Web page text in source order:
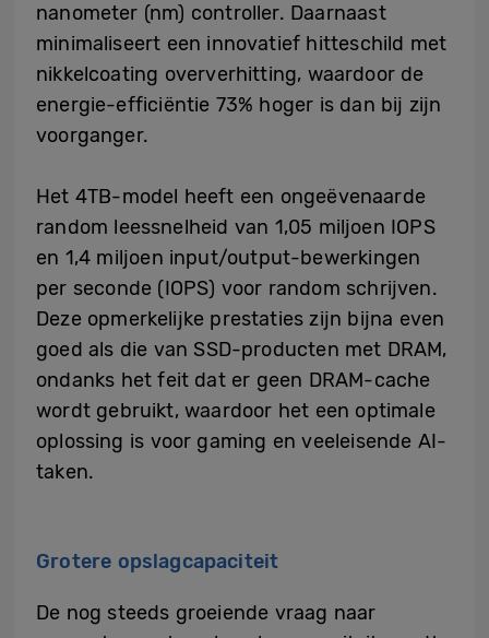
nanometer (nm) controller. Daarnaast
minimaliseert een innovatief hitteschild met
nikkelcoating oververhitting, waardoor de
energie-efficiëntie 73% hoger is dan bij zijn
voorganger.
Het 4TB-model heeft een ongeëvenaarde
random leessnelheid van 1,05 miljoen IOPS
en 1,4 miljoen input/output-bewerkingen
per seconde (IOPS) voor random schrijven.
Deze opmerkelijke prestaties zijn bijna even
goed als die van SSD-producten met DRAM,
ondanks het feit dat er geen DRAM-cache
wordt gebruikt, waardoor het een optimale
oplossing is voor gaming en veeleisende AI-
taken.
Grotere opslagcapaciteit
De nog steeds groeiende vraag naar